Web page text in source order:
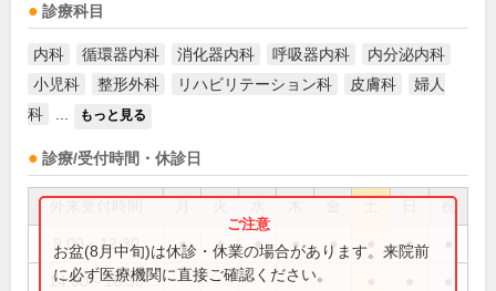
診療科目
内科 循環器内科 消化器内科 呼吸器内科
内分泌内科
小児科
整形外科 リハビリテーション科 皮膚科
婦人
科
もっと見る
診療/受付時間・休診日
祝
9:00～12:30 ● ● ● ● ● ●
14:00～16:30
お盆(8月中旬)は休診・休業の場合があります。来院前
に必ず医療機関に直接ご確認ください。